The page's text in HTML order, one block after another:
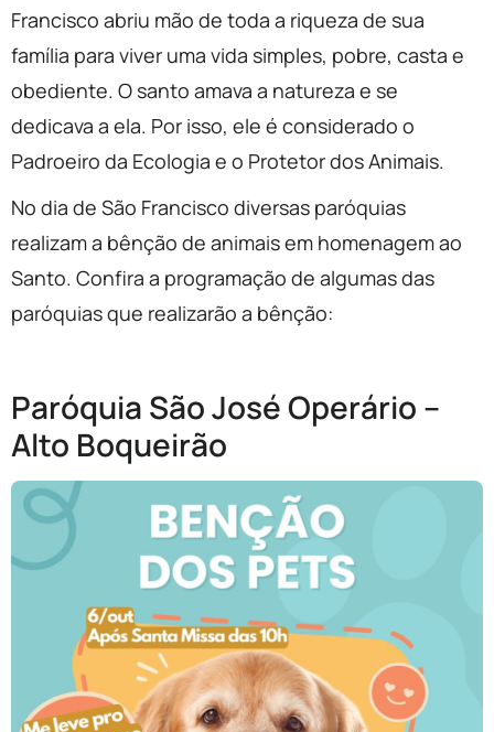
Francisco abriu mão de toda a riqueza de sua
família para viver uma vida simples, pobre, casta e
obediente. O santo amava a natureza e se
dedicava a ela. Por isso, ele é considerado o
Padroeiro da Ecologia e o Protetor dos Animais.
No dia de São Francisco diversas paróquias
realizam a bênção de animais em homenagem ao
Santo. Confira a programação de algumas das
paróquias que realizarão a bênção:
Paróquia São José Operário –
Alto Boqueirão